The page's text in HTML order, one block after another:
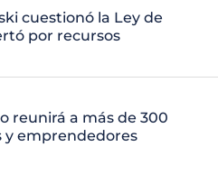
cuestionó la Ley de
por recursos
reunirá a más de 300
y emprendedores